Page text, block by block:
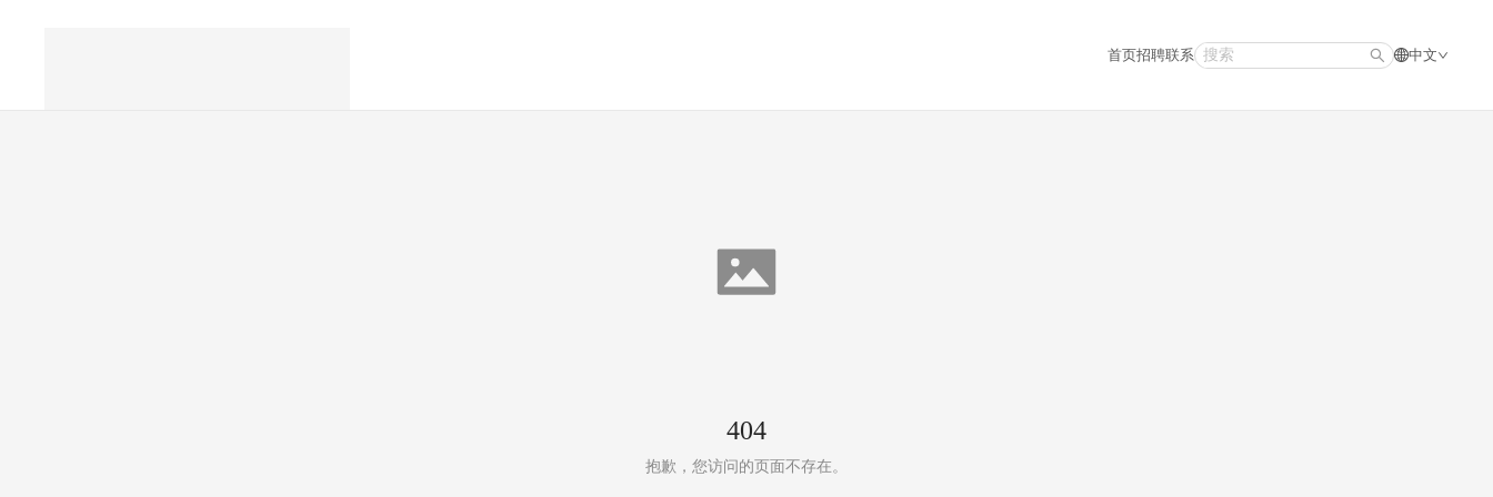
首页招聘联系 中文
404
抱歉，您访问的页面不存在。